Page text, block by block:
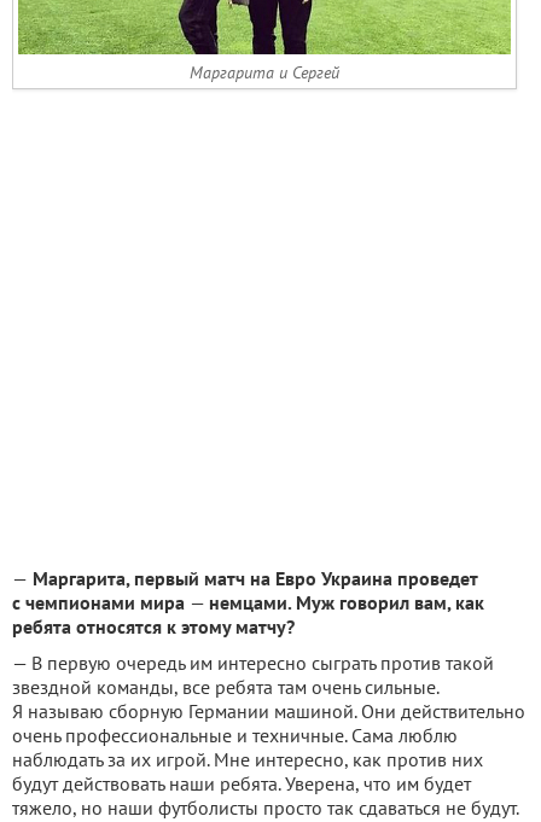
Маргарита и Сергей
— Маргарита, первый матч на Евро Украина проведет
с чемпионами мира — немцами. Муж говорил вам, как
ребята относятся к этому матчу?
— В первую очередь им интересно сыграть против такой
звездной команды, все ребята там очень сильные.
Я называю сборную Германии машиной. Они действительно
очень профессиональные и техничные. Сама люблю
наблюдать за их игрой. Мне интересно, как против них
будут действовать наши ребята. Уверена, что им будет
тяжело, но наши футболисты просто так сдаваться не будут.